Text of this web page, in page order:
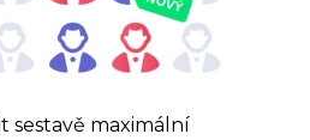
sestavě maximální